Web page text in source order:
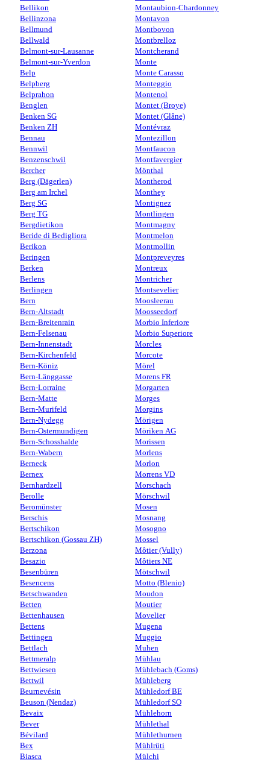
Bellikon
Bellinzona
Bellmund
Bellwald
Belmont-sur-Lausanne
Belmont-sur-Yverdon
Belp
Belpberg
Belprahon
Benglen
Benken SG
Benken ZH
Bennau
Bennwil
Benzenschwil
Bercher
Berg (Dägerlen)
Berg am Irchel
Berg SG
Berg TG
Bergdietikon
Beride di Bedigliora
Berikon
Beringen
Berken
Berlens
Berlingen
Bern
Bern-Altstadt
Bern-Breitenrain
Bern-Felsenau
Bern-Innenstadt
Bern-Kirchenfeld
Bern-Köniz
Bern-Länggasse
Bern-Lorraine
Bern-Matte
Bern-Murifeld
Bern-Nydegg
Bern-Ostermundigen
Bern-Schosshalde
Bern-Wabern
Berneck
Bernex
Bernhardzell
Berolle
Beromünster
Berschis
Bertschikon
Bertschikon (Gossau ZH)
Berzona
Besazio
Besenbüren
Besencens
Betschwanden
Betten
Bettenhausen
Bettens
Bettingen
Bettlach
Bettmeralp
Bettwiesen
Bettwil
Beurnevésin
Beuson (Nendaz)
Bevaix
Bever
Bévilard
Bex
Biasca
Montaubion-Chardonney
Montavon
Montbovon
Montbrelloz
Montcherand
Monte
Monte Carasso
Monteggio
Montenol
Montet (Broye)
Montet (Glâne)
Montévraz
Montezillon
Montfaucon
Montfavergier
Mönthal
Montherod
Monthey
Montignez
Montlingen
Montmagny
Montmelon
Montmollin
Montpreveyres
Montreux
Montricher
Montsevelier
Moosleerau
Moosseedorf
Morbio Inferiore
Morbio Superiore
Morcles
Morcote
Mörel
Morens FR
Morgarten
Morges
Morgins
Mörigen
Möriken AG
Morissen
Morlens
Morlon
Morrens VD
Morschach
Mörschwil
Mosen
Mosnang
Mosogno
Mossel
Môtier (Vully)
Môtiers NE
Mötschwil
Motto (Blenio)
Moudon
Moutier
Movelier
Mugena
Muggio
Muhen
Mühlau
Mühlebach (Goms)
Mühleberg
Mühledorf BE
Mühledorf SO
Mühlehorn
Mühlethal
Mühlethurnen
Mühlrüti
Mülchi